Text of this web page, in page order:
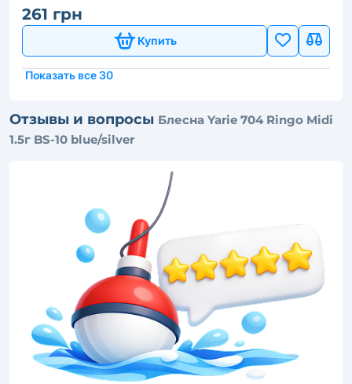
261 грн
Купить
Показать все 30
Отзывы и вопросы Блесна Yarie 704 Ringo Midi
1.5г BS-10 blue/silver